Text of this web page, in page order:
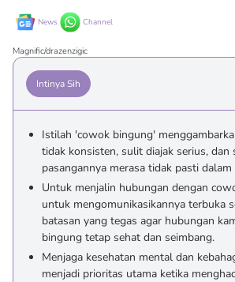
News Channel
Magnific/drazenzigic
Intinya Sih
Istilah 'cowok bingung'
tidak konsisten, sulit diajak serius, dan
pasangannya merasa tidak pasti
Untuk menjalin hubungan dengan
untuk mengomunikasikannya terbuka
batasan yang tegas agar hubungan
bingung tetap sehat dan seimbang.
Menjaga kesehatan mental dan
menjadi prioritas utama ketika